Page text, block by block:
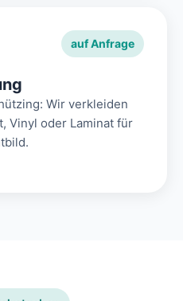
auf Anfrage
Wir verkleiden
Vinyl oder Laminat für